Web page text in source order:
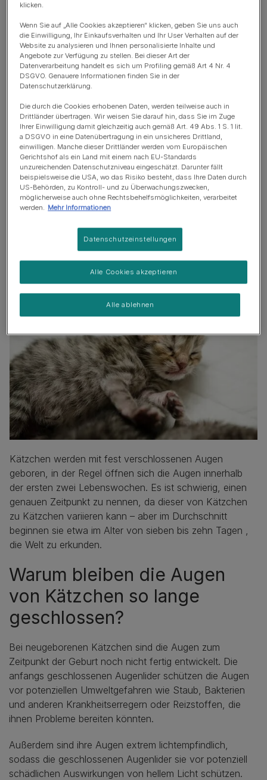
In diesem Artikel
Wann öffnen Katzenbabys ihre Augen?
Wie entwickeln sich die Augen von Kätzchen?
Wann du deine tierärztliche Praxis kontaktieren solltest
Wann öffnen Katzenbabys
ihre Augen?
Kätzchen werden mit fest verschlossenen Augen
geboren, in der Regel öffnen sich die Augen innerhalb
der ersten zwei Lebenswochen. Es ist schwierig, einen
genauen Zeitpunkt zu nennen, da dieser von Kätzchen
zu Kätzchen variieren kann – aber im Durchschnitt
beginnen sie etwa im Alter von sieben bis zehn Tagen ,
die Welt zu erkunden.
Warum bleiben die Augen
von Kätzchen so lange
geschlossen?
Bei neugeborenen Kätzchen sind die Augen zum
Zeitpunkt der Geburt noch nicht fertig entwickelt. Die
anfangs geschlossenen Augenlider schützen die Augen
vor potenziellen Umweltgefahren wie Staub, Bakterien
und anderen Krankheitserregern oder Reizstoffen, die
ihnen Probleme bereiten könnten.
Außerdem sind ihre Augen extrem lichtempfindlich,
sodass die geschlossenen Augenlider sie vor potenziell
schädlichen Auswirkungen von hellem Licht schützen.
klicken.
Wenn Sie auf „Alle Cookies akzeptieren“ klicken, geben Sie uns auch
die Einwilligung, Ihr Einkaufsverhalten und Ihr User Verhalten auf der
Website zu analysieren und Ihnen personalisierte Inhalte und
Angebote zur Verfügung zu stellen. Bei dieser Art der
Datenverarbeitung handelt es sich um Profiling gemäß Art 4 Nr. 4
DSGVO. Genauere Informationen finden Sie in der
Datenschutzerklärung.
Die durch die Cookies erhobenen Daten, werden teilweise auch in
Drittländer übertragen. Wir weisen Sie darauf hin, dass Sie im Zuge
Ihrer Einwilligung damit gleichzeitig auch gemäß Art. 49 Abs. 1 S. 1 lit.
a DSGVO in eine Datenübertragung in ein unsicheres Drittland,
einwilligen. Manche dieser Drittländer werden vom Europäischen
Gerichtshof als ein Land mit einem nach EU-Standards
unzureichenden Datenschutzniveau eingeschätzt. Darunter fällt
beispielsweise die USA, wo das Risiko besteht, dass Ihre Daten durch
US-Behörden, zu Kontroll- und zu Überwachungszwecken,
möglicherweise auch ohne Rechtsbehelfsmöglichkeiten, verarbeitet
werden. Mehr Informationen
Datenschutzeinstellungen
Alle ablehnen
Alle Cookies akzeptieren